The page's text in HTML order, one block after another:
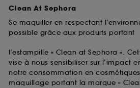
Clean At Sephora
Se maquiller en respectant
possible grâce aux produits portant
l’estampille « Clean at Sephora ».
vise à nous sensibiliser sur l’impact
notre consommation en
maquillage portant la marque «